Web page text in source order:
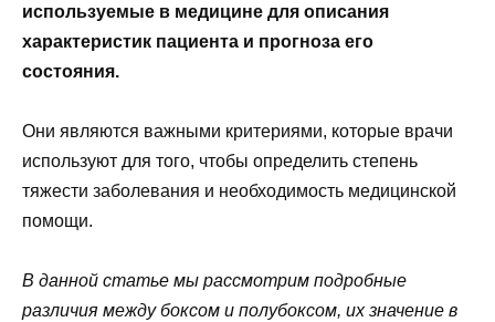
используемые в медицине для описания
характеристик пациента и прогноза его
состояния.
Они являются важными критериями, которые врачи
используют для того, чтобы определить степень
тяжести заболевания и необходимость медицинской
помощи.
В данной статье мы рассмотрим подробные
различия между боксом и полубоксом, их значение в